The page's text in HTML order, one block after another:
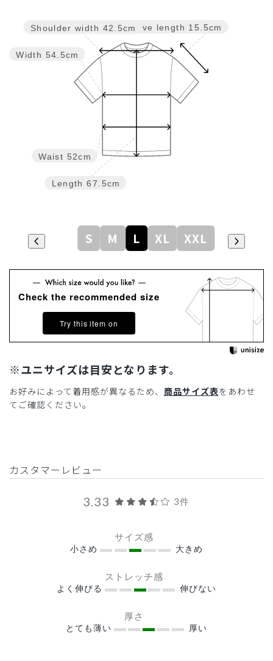
Sleeve length 15.5cm
Length 67.5cm
Waist 52cm
Width 54.5cm
Shoulder width 42.5cm
S M L XL XXL
Check the recommended size
Try this item on
※ユニサイズは目安となります。
お好みによって着用感が異なるため、 商品サイズ表をあわせ
てご確認ください。
カスタマーレビュー
3.33 3件
サイズ感
小さめ 大きめ
ストレッチ感
よく伸びる 伸びない
厚さ
とても薄い 厚い